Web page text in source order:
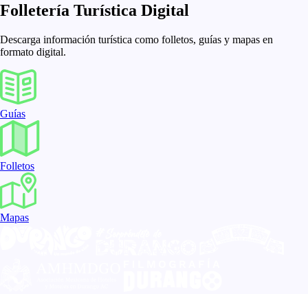
Folletería Turística Digital
Descarga información turística como folletos, guías y mapas en
formato digital.
Guías
Folletos
Mapas